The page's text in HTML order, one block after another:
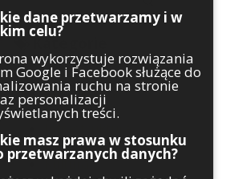
Kategorie
Architektura
Gospodarka
Handel
Komunikaty
Kultura
dane przetwarzamy i w
celu?
wykorzystuje rozwiązania
Google i Facebook służące do
ruchu na stronie
personalizacji
treści.
masz prawa w stosunku
przetwarzanych danych?